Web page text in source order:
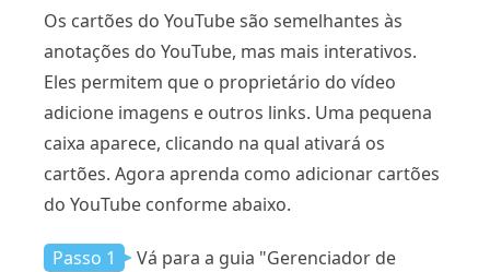
Os cartões do YouTube são semelhantes às
anotações do YouTube, mas mais interativos.
Eles permitem que o proprietário do vídeo
adicione imagens e outros links. Uma pequena
caixa aparece, clicando na qual ativará os
cartões. Agora aprenda como adicionar cartões
do YouTube conforme abaixo.
Passo 1
Vá para a guia "Gerenciador de